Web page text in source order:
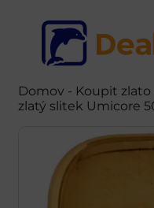
Domov - Koupit zlato
zlatý slitek Umicore